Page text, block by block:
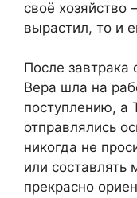
своё
вырастил, то и
После завтрака
Вера шла на
поступлению, а
отправлялись
никогда не
или
прекрасно